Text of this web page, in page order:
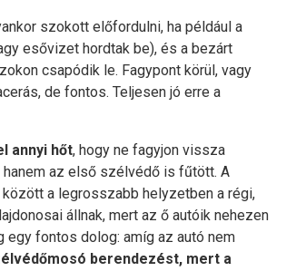
szokott előfordulni, ha például a
esővizet hordtak be), és a bezárt
csapódik le. Fagypont körül, vagy
de fontos. Teljesen jó erre a
annyi hőt, hogy ne fagyjon vissza
az első szélvédő is fűtött. A
a legrosszabb helyzetben a régi,
állnak, mert az ő autóik nehezen
fontos dolog: amíg az autó nem
berendezést, mert a